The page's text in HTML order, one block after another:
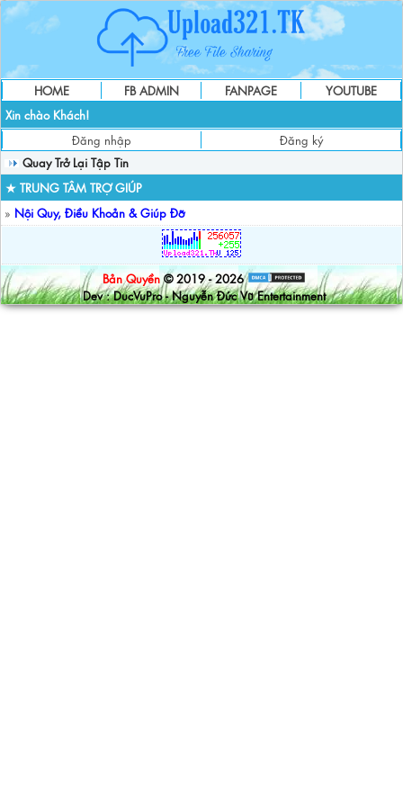
HOME FB ADMIN FANPAGE
YOUTUBE
Xin chào Khách!
Đăng nhập
Đăng ký
Quay Trở Lại Tập Tin
★ TRUNG TÂM TRỢ GIÚP
» Nội Quy, Điều Khoản & Giúp Đỡ
Bản Quyền © 2019 - 2026
Dev : DucVuPro - Nguyễn Đức Vũ Entertainment